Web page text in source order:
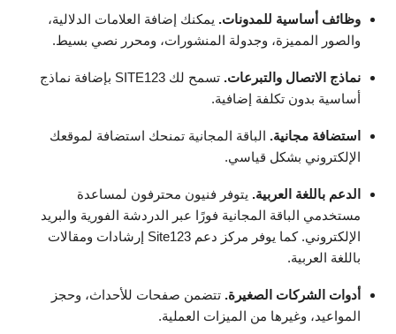
وظائف أساسية للمدونات. يمكنك إضافة العلامات الدلالية،
والصور المميزة، وجدولة المنشورات، ومحرر نصي بسيط.
نماذج الاتصال والتبرعات.
تسمح لك SITE123 بإضافة نماذج
أساسية بدون تكلفة إضافية.
استضافة مجانية. الباقة المجانية تمنحك استضافة لموقعك
الإلكتروني بشكل قياسي.
الدعم باللغة العربية. يتوفر فنيون محترفون لمساعدة
مستخدمي الباقة المجانية فورًا عبر الدردشة الفورية والبريد
الإلكتروني. كما يوفر مركز دعم Site123 إرشادات ومقالات
باللغة العربية.
أدوات الشركات الصغيرة. تتضمن صفحات للأحداث، وحجز
المواعيد، وغيرها من الميزات العملية.